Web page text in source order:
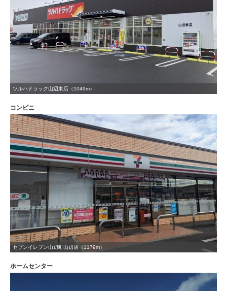
ツルハドラッグ山辺東店（1049m）
コンビニ
セブンイレブン山辺町山辺店（1179m）
ホームセンター